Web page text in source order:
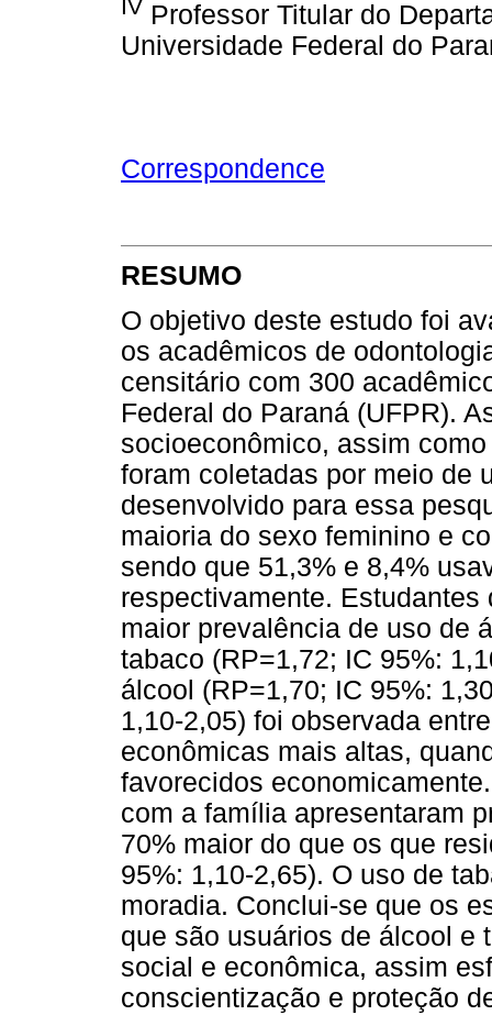
IV Professor Titular do
Universidade Federal do
Correspondence
RESUMO
O objetivo deste estudo foi
os acadêmicos de
censitário com 300
Federal do Paraná (UFPR).
socioeconômico, assim
foram coletadas por meio de
desenvolvido para essa
maioria do sexo feminino e
sendo que 51,3% e 8,4%
respectivamente.
maior prevalência de uso de
tabaco (RP=1,72; IC 95%:
álcool (RP=1,70; IC 95%:
1,10-2,05) foi observada
econômicas mais altas,
favorecidos
com a família apresentaram
70% maior do que os que
95%: 1,10-2,65). O uso de
moradia. Conclui-se que os
que são usuários de álcool e
social e econômica, assim
conscientização e proteção